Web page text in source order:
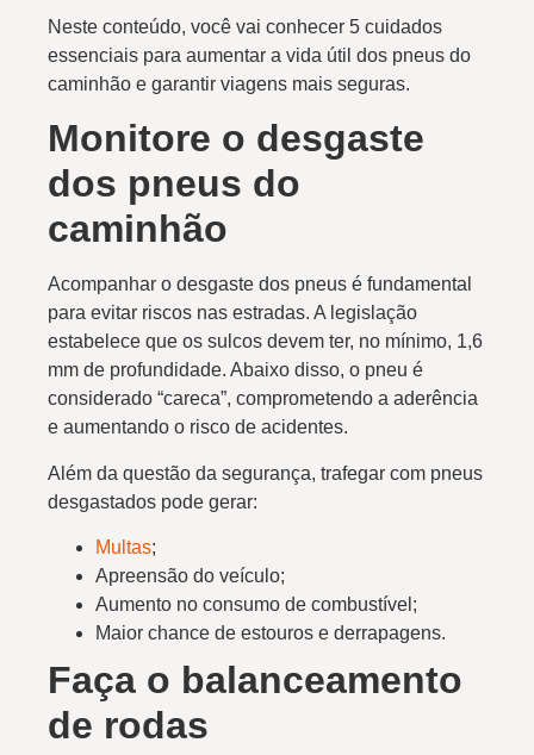
Neste conteúdo, você vai conhecer 5 cuidados
essenciais para aumentar a vida útil dos pneus do
caminhão e garantir viagens mais seguras.
Monitore o desgaste
dos pneus do
caminhão
Acompanhar o desgaste dos pneus é fundamental
para evitar riscos nas estradas. A legislação
estabelece que os sulcos devem ter, no mínimo, 1,6
mm de profundidade. Abaixo disso, o pneu é
considerado “careca”, comprometendo a aderência
e aumentando o risco de acidentes.
Além da questão da segurança, trafegar com pneus
desgastados pode gerar:
Multas;
Apreensão do veículo;
Aumento no consumo de combustível;
Maior chance de estouros e derrapagens.
Faça o balanceamento
de rodas